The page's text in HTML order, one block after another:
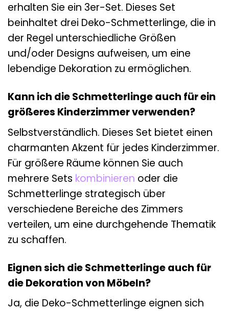
erhalten Sie ein 3er-Set. Dieses Set
beinhaltet drei Deko-Schmetterlinge, die in
der Regel unterschiedliche Größen
und/oder Designs aufweisen, um eine
lebendige Dekoration zu ermöglichen.
Kann ich die Schmetterlinge auch für ein
größeres Kinderzimmer verwenden?
Selbstverständlich. Dieses Set bietet einen
charmanten Akzent für jedes Kinderzimmer.
Für größere Räume können Sie auch
mehrere Sets kombinieren oder die
Schmetterlinge strategisch über
verschiedene Bereiche des Zimmers
verteilen, um eine durchgehende Thematik
zu schaffen.
Eignen sich die Schmetterlinge auch für
die Dekoration von Möbeln?
Ja, die Deko-Schmetterlinge eignen sich